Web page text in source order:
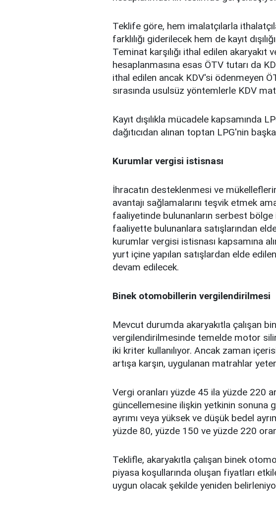
Teklife göre, hem imalatçılarla
farklılığı giderilecek hem de kayıt
Teminat karşılığı ithal edilen akaryakıt
hesaplanmasına esas ÖTV tutarı da
ithal edilen ancak KDV'si ödenmeyen
sırasında usulsüz yöntemlerle KDV
Kayıt dışılıkla mücadele kapsamında
dağıtıcıdan alınan toptan LPG'nin
Kurumlar vergisi istisnası
İhracatın desteklenmesi ve
avantajı sağlamalarını teşvik etmek
faaliyetinde bulunanların serbest
faaliyette bulunanlara satışlarından
kurumlar vergisi istisnası kapsamına
yurt içine yapılan satışlardan elde
devam edilecek.
Binek otomobillerin vergilendirilmesi
Mevcut durumda akaryakıtla çalışan
vergilendirilmesinde temelde motor
iki kriter kullanılıyor. Ancak zaman
artışa karşın, uygulanan matrahlar
Vergi oranları yüzde 45 ila yüzde 220
güncellemesine ilişkin yetkinin sonuna
ayrımı veya yüksek ve düşük bedel
yüzde 80, yüzde 150 ve yüzde 220
Teklifle, akaryakıtla çalışan binek
piyasa koşullarında oluşan fiyatları
uygun olacak şekilde yeniden